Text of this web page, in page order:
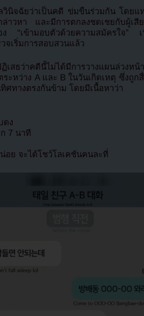
วินิจฉัยว่าเป็นคดี ข่มขืนร่วมกัน โดยแ
าวหา และมีการตกลงชดเชยกับผู้เสี
ง “เข้ามอบตัวด้วยความสมัครใจ” เ
จเริ่มการสอบสวนแล้ว
เสธว่าคดีนี้ไม่ได้มีการวางแผนล่วง
หว่าง A และ B ในวันเกิดเหตุ ซึ่งถูกสื่
ศทางตรงกันข้าม โดยมีเนื้อหาว่า
ดง
7 นาที
อย จะได้โชว์โลเคชันคนละที่